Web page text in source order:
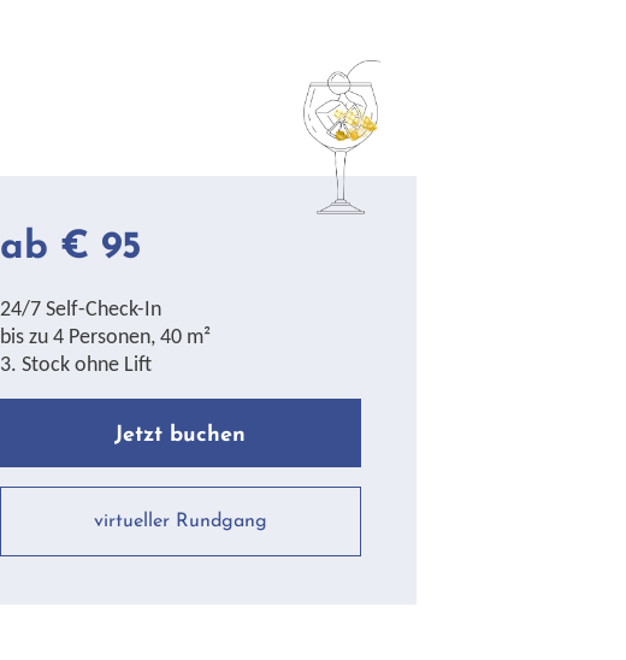
ab € 95
24/7 Self-Check-In
bis zu 4 Personen, 40 m²
3. Stock ohne Lift
Jetzt buchen
virtueller Rundgang